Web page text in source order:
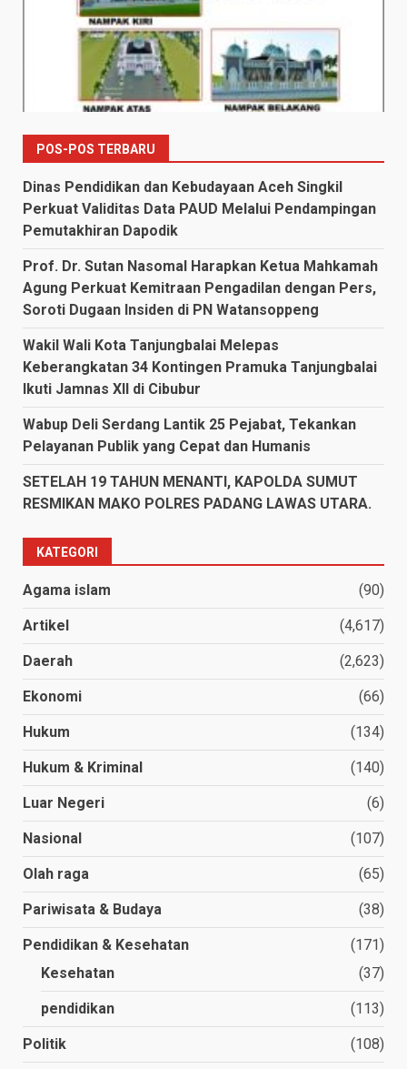
POS-POS TERBARU
Dinas Pendidikan dan Kebudayaan Aceh Singkil
Perkuat Validitas Data PAUD Melalui Pendampingan
Pemutakhiran Dapodik
Prof. Dr. Sutan Nasomal Harapkan Ketua Mahkamah
Agung Perkuat Kemitraan Pengadilan dengan Pers,
Soroti Dugaan Insiden di PN Watansoppeng
Wakil Wali Kota Tanjungbalai Melepas
Keberangkatan 34 Kontingen Pramuka Tanjungbalai
Ikuti Jamnas XII di Cibubur
Wabup Deli Serdang Lantik 25 Pejabat, Tekankan
Pelayanan Publik yang Cepat dan Humanis
SETELAH 19 TAHUN MENANTI, KAPOLDA SUMUT
RESMIKAN MAKO POLRES PADANG LAWAS UTARA.
KATEGORI
Agama islam (90)
Artikel (4,617)
Daerah (2,623)
Ekonomi (66)
Hukum (134)
Hukum & Kriminal (140)
Luar Negeri (6)
Nasional (107)
Olah raga (65)
Pariwisata & Budaya (38)
Pendidikan & Kesehatan
(171)
Kesehatan
(37)
pendidikan (113)
Politik (108)